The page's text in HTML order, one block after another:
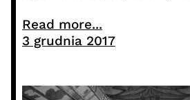
Read more...
3 grudnia 2017